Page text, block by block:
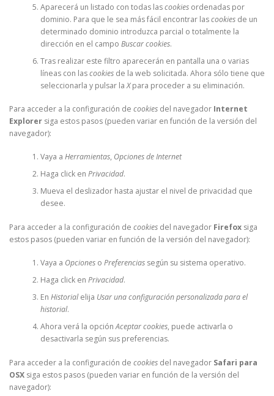
Aparecerá un listado con todas lascookiesordenadas por
dominio. Para que le sea más fácil encontrar lascookiesde un
determinado dominio introduzca parcial o totalmente la
dirección en el campo Buscar cookies.
Tras realizar este filtro aparecerán en pantalla una o varias
líneas con lascookiesde la web solicitada. Ahora sólo tiene que
seleccionarla y pulsar laXpara proceder a su eliminación.
Para acceder a la configuración de cookies del navegador Internet
Explorer siga estos pasos (pueden variar en función de la versión del
navegador):
Vaya a Herramientas, Opciones de Internet
Haga click en Privacidad.
Mueva el deslizador hasta ajustar el nivel de privacidad que
desee.
Para acceder a la configuración de cookies del navegador Firefox siga
estos pasos (pueden variar en función de la versión del navegador):
Vaya a Opcioneso Preferenciassegún su sistema operativo.
Haga click en Privacidad.
En Historialelija Usar una configuración personalizada para el
historial.
Ahora verá la opciónAceptar cookies, puede activarla o
desactivarla según sus preferencias.
Para acceder a la configuración de cookies del navegador Safari para
OSX siga estos pasos (pueden variar en función de la versión del
navegador):